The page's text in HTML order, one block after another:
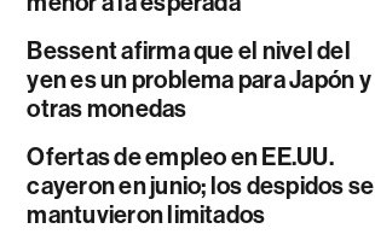
Bessent afirma que el nivel del
yen es un problema para Japón y
otras monedas
Ofertas de empleo en EE.UU.
cayeron en junio; los despidos se
mantuvieron limitados